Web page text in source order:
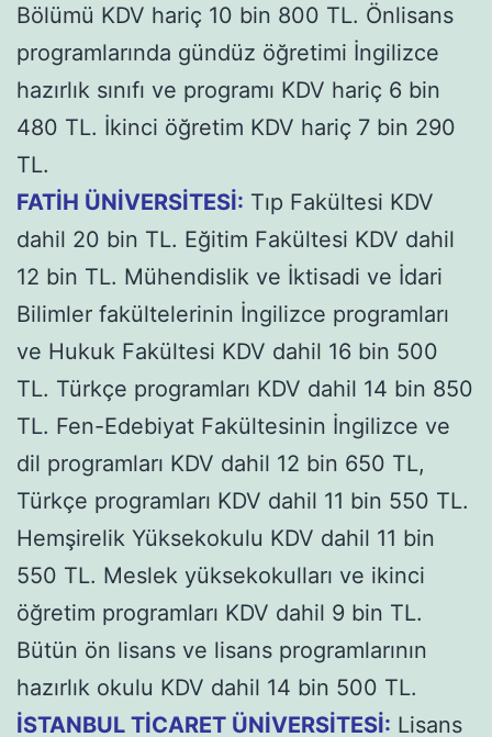
Bölümü KDV hariç 10 bin 800 TL. Önlisans
programlarında gündüz öğretimi İngilizce
hazırlık sınıfı ve programı KDV hariç 6 bin
480 TL. İkinci öğretim KDV hariç 7 bin 290
TL.
FATİH ÜNİVERSİTESİ: Tıp Fakültesi KDV
dahil 20 bin TL. Eğitim Fakültesi KDV dahil
12 bin TL. Mühendislik ve İktisadi ve İdari
Bilimler fakültelerinin İngilizce programları
ve Hukuk Fakültesi KDV dahil 16 bin 500
TL. Türkçe programları KDV dahil 14 bin 850
TL. Fen-Edebiyat Fakültesinin İngilizce ve
dil programları KDV dahil 12 bin 650 TL,
Türkçe programları KDV dahil 11 bin 550 TL.
Hemşirelik Yüksekokulu KDV dahil 11 bin
550 TL. Meslek yüksekokulları ve ikinci
öğretim programları KDV dahil 9 bin TL.
Bütün ön lisans ve lisans programlarının
hazırlık okulu KDV dahil 14 bin 500 TL.
İSTANBUL TİCARET ÜNİVERSİTESİ: Lisans